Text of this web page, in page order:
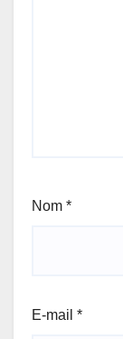
Nom *
E-mail *